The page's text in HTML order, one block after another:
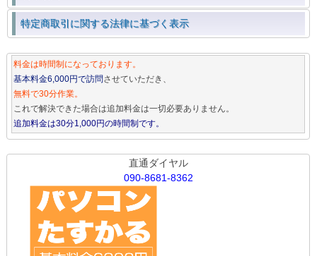
特定商取引に関する法律に基づく表示
料金は時間制になっております。
基本料金6,000円で訪問させていただき、
無料で30分作業。
これで解決できた場合は追加料金は一切必要ありません。
追加料金は30分1,000円の時間制です。
直通ダイヤル
090-8681-8362